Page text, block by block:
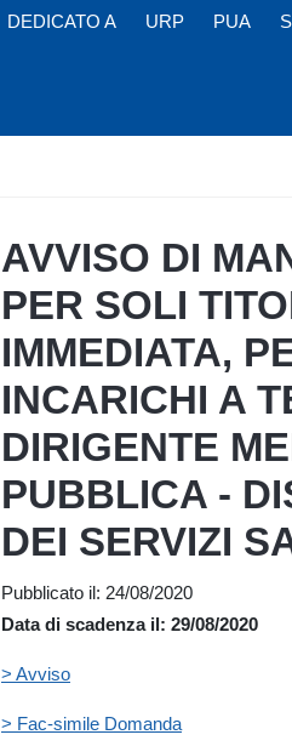
DEDICATO A URP PUA
AVVISO DI
PER SOLI
IMMEDIATA,
INCARICHI A
DIRIGENTE
PUBBLICA -
DEI SERVIZI
Pubblicato il: 24/08/2020
Data di scadenza il: 29/08/2020
> Avviso
> Fac-simile Domanda